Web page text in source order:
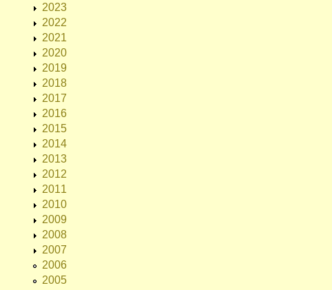
2023
2022
2021
2020
2019
2018
2017
2016
2015
2014
2013
2012
2011
2010
2009
2008
2007
2006
2005